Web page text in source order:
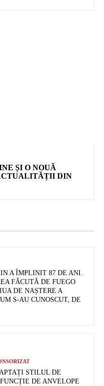
ȘI O NOUĂ
DIN
A ÎMPLINIT 87 DE ANI.
FĂCUTĂ DE FUEGO
DE NAȘTERE A
S-AU CUNOSCUT, DE
STILUL DE
DE ANVELOPE